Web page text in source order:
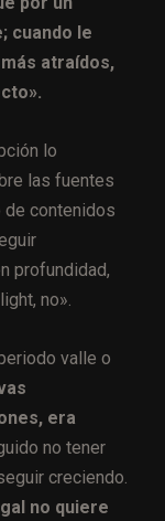
cuando le
atraídos,
lo
las fuentes
contenidos
profundidad,
no».
valle o
era
no tener
creciendo.
no quiere